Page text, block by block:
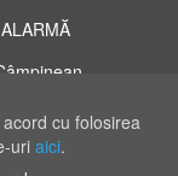
cu folosirea
uri aici.
ELECTORAL